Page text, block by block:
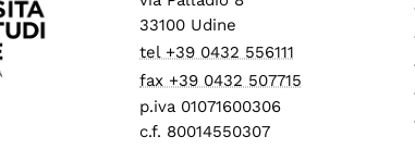
33100 Udine
tel +39 0432 556111
fax +39 0432 507715
p.iva 01071600306
c.f. 80014550307